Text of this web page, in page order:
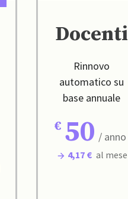
Docenti
Rinnovo
automatico su
base annuale
50 / anno
4,17 € al mese